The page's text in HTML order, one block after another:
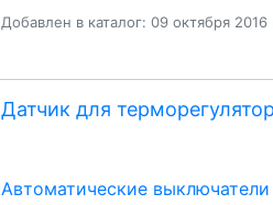
Добавлен в каталог: 09 октября 2016
Датчик для
Автоматические выключатели